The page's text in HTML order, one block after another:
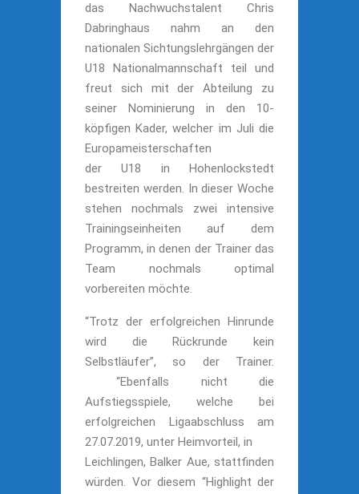
das Nachwuchstalent Chris
Dabringhaus nahm an den
nationalen Sichtungslehrgängen der
U18 Nationalmannschaft teil und
freut sich mit der Abteilung zu
seiner Nominierung in den 10-
köpfigen Kader, welcher im Juli die
Europameisterschaften
der U18 in Hohenlockstedt
bestreiten werden. In dieser Woche
stehen nochmals zwei intensive
Trainingseinheiten auf dem
Programm, in denen der Trainer das
Team nochmals optimal
vorbereiten möchte.
“Trotz der erfolgreichen Hinrunde
wird die Rückrunde kein
Selbstläufer”, so der Trainer.
“Ebenfalls nicht die
Aufstiegsspiele, welche bei
erfolgreichen Ligaabschluss am
27.07.2019, unter Heimvorteil, in
Leichlingen, Balker Aue, stattfinden
würden. Vor diesem “Highlight der